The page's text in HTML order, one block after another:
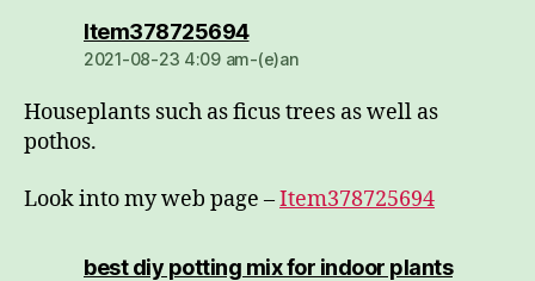
Item378725694dio:
2021-08-23 4:09 am-(e)an
Houseplants such as ficus trees as well as
pothos.
Look into my web page –Item378725694
best diy potting mix for indoor plantsdio: